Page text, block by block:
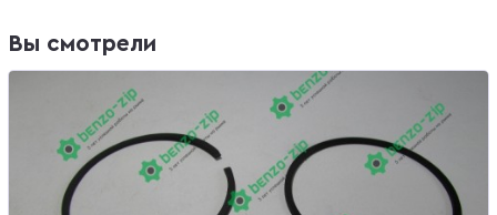
Вы смотрели